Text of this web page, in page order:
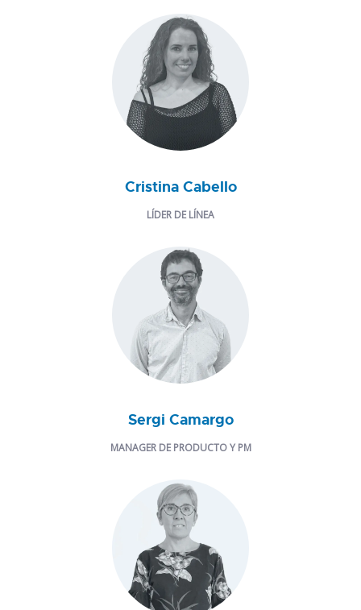
Cristina Cabello
LÍDER DE LÍNEA
Sergi Camargo
MANAGER DE PRODUCTO Y PM